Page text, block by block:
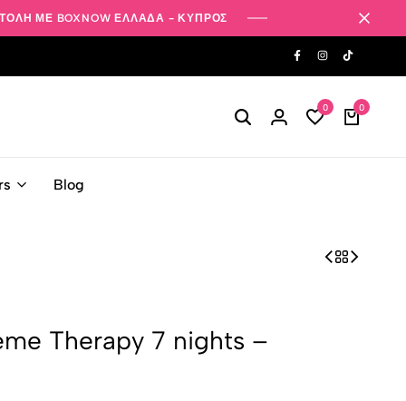
ΜΕ BOXNOW ΕΛΛΑΔΑ - ΚΥΠΡΟΣ
0 0
Blog
Therapy 7 nights –